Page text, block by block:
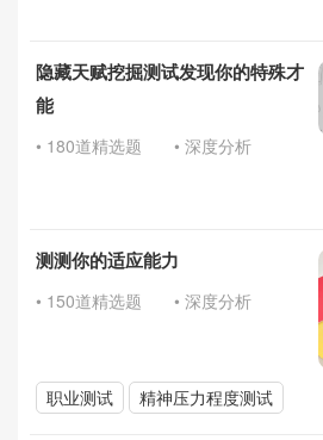
隐藏天赋挖掘测试发现你的特殊才
能
• 180道精选题 • 深度分析
测测你的适应能力
• 150道精选题 • 深度分析
职业测试 精神压力程度测试